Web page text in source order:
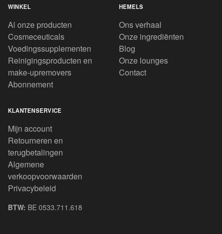
WINKEL
Al onze producten
Cosmeceuticals
Voedingssupplementen
Reinigingsproducten en
make-upremovers
Abonnement
HEMELS
Ons verhaal
Onze ingrediënten
Blog
Onze lounges
Contact
KLANTENSERVICE
Mijn account
Retourneren en
terugbetalingen
Algemene
verkoopvoorwaarden
Privacybeleid
BTW: BE 0533.711.618